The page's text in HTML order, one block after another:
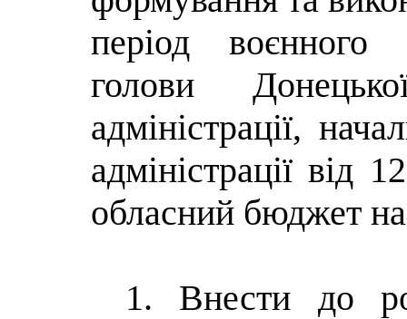
період воєнного
голови
адміністрації,
адміністрації
обласний бюджет
1. Внести до